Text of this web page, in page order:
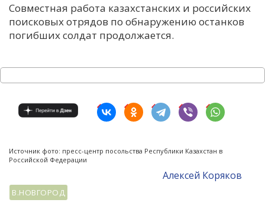
Совместная работа казахстанских и российских
поисковых отрядов по обнаружению останков
погибших солдат продолжается.
Источник фото: пресс-центр посольства Республики Казахстан в
Российской Федерации
Алексей Коряков
В.НОВГОРОД